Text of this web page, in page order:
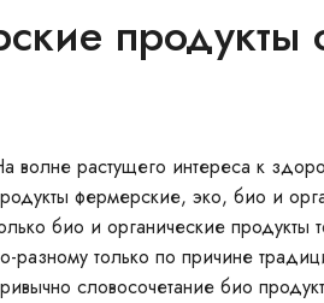
продукты
волне растущего интереса к
фермерские, эко, био и
био и органические продукты
разному только по причине
словосочетание био